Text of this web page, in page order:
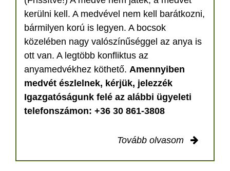
kerülni kell. A medvével nem kell barátkozni,
bármilyen korú is legyen. A bocsok
közelében nagy valószínűséggel az anya is
ott van. A legtöbb konfliktus az
anyamedvékhez köthető. Amennyiben
medvét észlelnek, kérjük, jelezzék
Igazgatóságunk felé az alábbi ügyeleti
telefonszámon: +36 30 861-3808
Tovább olvasom